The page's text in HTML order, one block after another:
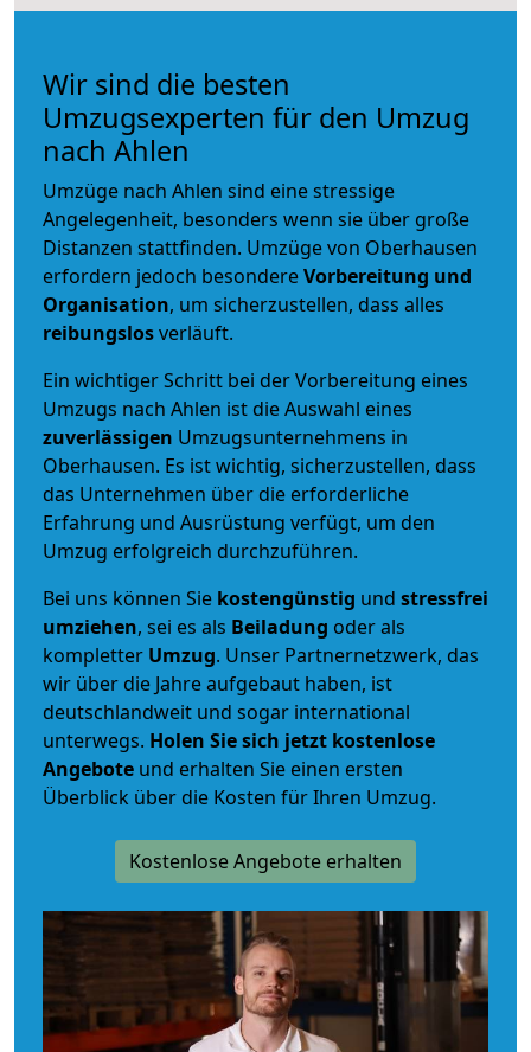
Wir sind die besten
Umzugsexperten für den Umzug
nach Ahlen
Umzüge nach Ahlen sind eine stressige
Angelegenheit, besonders wenn sie über große
Distanzen stattfinden. Umzüge von Oberhausen
erfordern jedoch besondereVorbereitung und
Organisation, um sicherzustellen, dass alles
reibungslosverläuft.
Ein wichtiger Schritt bei der Vorbereitung eines
Umzugs nach Ahlen ist die Auswahl eines
zuverlässigen Umzugsunternehmens in
Oberhausen. Es ist wichtig, sicherzustellen, dass
das Unternehmen über die erforderliche
Erfahrung und Ausrüstung verfügt, um den
Umzug erfolgreich durchzuführen.
Bei uns können Sie kostengünstig und stressfrei
umziehen, sei es als Beiladung oder als
kompletter Umzug. Unser Partnernetzwerk, das
wir über die Jahre aufgebaut haben, ist
deutschlandweit und sogar international
unterwegs. Holen Sie sich jetzt kostenlose
Angebote und erhalten Sie einen ersten
Überblick über die Kosten für Ihren Umzug.
Kostenlose Angebote erhalten